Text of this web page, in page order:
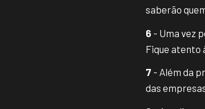
saberão
6 - Uma vez
Fique atento
7 - Além da
das